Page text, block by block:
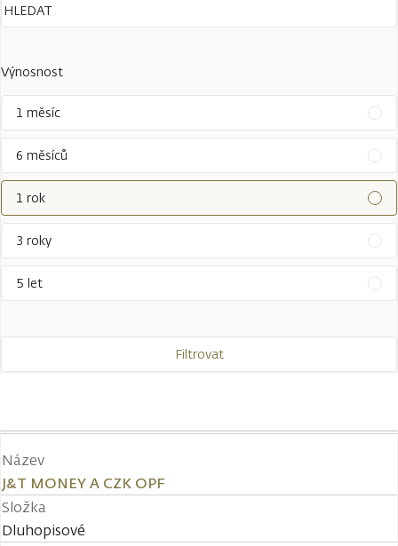
Výnosnost
1 měsíc
6 měsíců
1 rok
3 roky
5 let
Filtrovat
Název
J&T MONEY A CZK OPF
Složka
Dluhopisové